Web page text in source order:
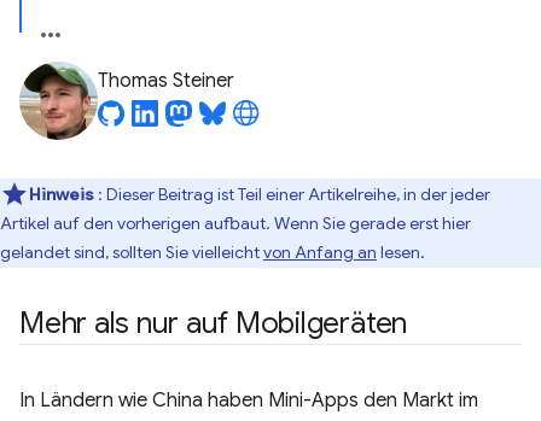
Thomas Steiner
Hinweis : Dieser Beitrag ist Teil einer Artikelreihe, in der jeder
Artikel auf den vorherigen aufbaut. Wenn Sie gerade erst hier
gelandet sind, sollten Sie vielleichtvon Anfang an lesen.
Mehr als nur auf Mobilgeräten
In Ländern wie China haben Mini-Apps den Markt im